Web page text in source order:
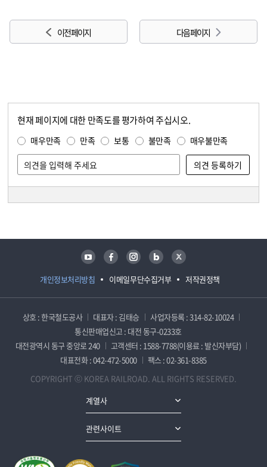
이전 페이지 다음 페이지
현재 페이지에 대한 만족도를 평가하여 주십시오.
매우만족 만족 보통 불만족 매우불만족
개인정보처리방침 이메일무단수집거부 저작권정책
유튜브 페이스북 인스타그램 블로그 트위터
상호 : 한국철도공사 대표자 : 김태승
사업자등록 : 314-82-10024
통신판매업신고 : 대전 동구-0233호
대전광역시 동구 중앙로 240
고객센터 : 1588-7788(이용료 : 발신자부담)
대표전화 : 042-472-5000
팩스 : 02-361-8385
COPYRIGHT ⓒ KOREA RAILROAD. ALL RIGHTS RESERVED.
계열사
관련사이트